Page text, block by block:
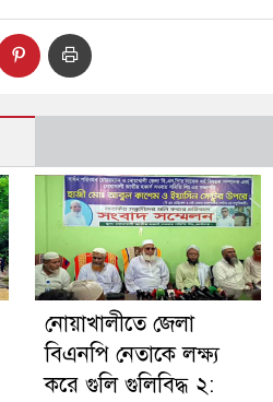
নোয়াখালীতে জেলা
বিএনপি নেতাকে লক্ষ্য
করে গুলি গুলিবিদ্ধ ২: